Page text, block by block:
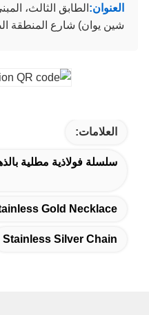
العنوان:
شين يوان) شارع المنطقة
العلامات:
سلسلة فولاذية مطلية
Gold Necklace
Stainless Silver Chain